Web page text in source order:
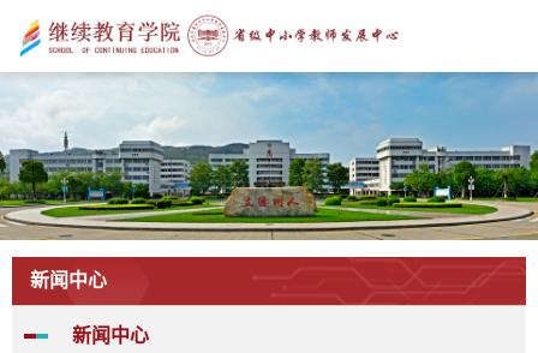
新闻中心
新闻中心